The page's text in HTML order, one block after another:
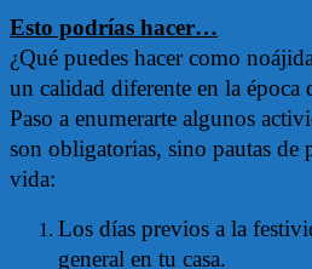
Esto podrías hacer…
¿Qué puedes hacer como
un calidad diferente en la época
Paso a enumerarte algunos
son obligatorias, sino pautas
vida:
Los días previos a la
general en tu casa.